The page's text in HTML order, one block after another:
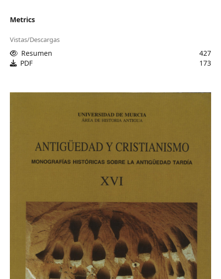
Metrics
Vistas/Descargas
Resumen
427
PDF
173